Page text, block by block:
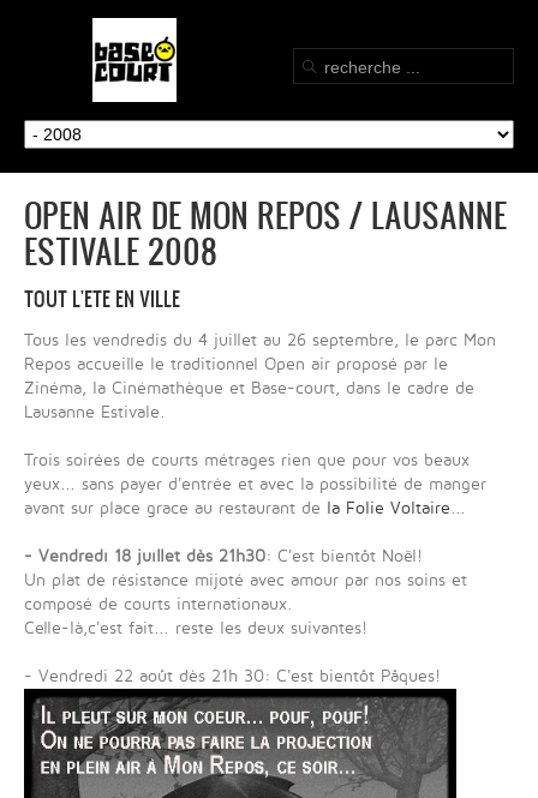
OPEN AIR DE MON REPOS / LAUSANNE
ESTIVALE 2008
TOUT L'ETE EN VILLE
Tous les vendredis du 4 juillet au 26 septembre, le parc Mon
Repos accueille le traditionnel Open air proposé par le
Zinéma, la Cinémathèque et Base-court, dans le cadre de
Lausanne Estivale.
Trois soirées de courts métrages rien que pour vos beaux
yeux... sans payer d'entrée et avec la possibilité de manger
avant sur place grace au restaurant de
la Folie Voltaire...
- Vendredi 18 juillet dès 21h30: C'est bientôt Noël!
Un plat de résistance mijoté avec amour par nos soins et
composé de courts internationaux.
Celle-là,c'est fait... reste les deux suivantes!
- Vendredi 22 août dès 21h 30: C'est bientôt Pâques!